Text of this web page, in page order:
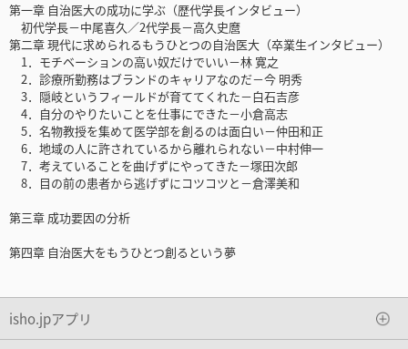
第一章 自治医大の成功に学ぶ（歴代学長インタビュー）
初代学長－中尾喜久／2代学長－高久史麿
第二章 現代に求められるもうひとつの自治医大（卒業生インタビュー）
1．モチベーションの高い奴だけでいい－林 寛之
2．診療所勤務はブランドのキャリアなのだ－今 明秀
3．隠岐というフィールドが育ててくれた－白石吉彦
4．自分のやりたいことを仕事にできた－小倉高志
5．名物教授を集めて医学部を創るのは面白い－仲田和正
6．地域の人に許されているから離れられない－中村伸一
7．考えていることを曲げずにやってきた－塚田次郎
8．目の前の患者から逃げずにコツコツと－倉澤美和
第三章 成功要因の分析
第四章 自治医大をもうひとつ創るという夢
isho.jpアプリ